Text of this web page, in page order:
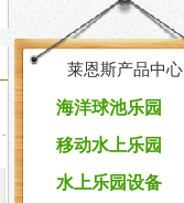
莱恩斯产品中心
海洋球池乐园
移动水上乐园
水上乐园设备